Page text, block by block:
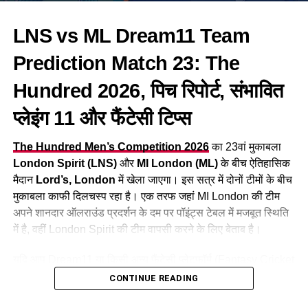
कोई संभावना नहीं है, यानी फैंस और Dream11 यूज़र्स को पूरा 40 ओवर
का मुकाबला देखने को मिलेगा।
भारत की टीम विश्लेषण
भारतीय टीम इस समय जबरदस्त फॉर्म में है। कप्तान सूर्यकुमार यादव की
आक्रामक बल्लेबाज़ी टीम की सबसे बड़ी ताकत है।
गेंदबाज़ी में जसप्रीत बुमराह और वरुण चक्रवर्ती विपक्षी बल्लेबाज़ों के लिए
सिरदर्द बने हुए हैं। घरेलू दर्शकों का समर्थन भारत को अतिरिक्त बढ़त
दिलाता है।
न्यूज़ीलैंड की टीम अनुभव और युवा खिलाड़ियों का संतुलित मिश्रण है।
LNS vs ML Dream11 Team
Prediction Match 23: The
Hundred 2026, पिच रिपोर्ट, संभावित
प्लेइंग 11 और फैंटेसी टिप्स
The Hundred Men’s Competition 2026का 23वां मुकाबला
London Spirit (LNS)और MI London (ML)के बीच ऐतिहासिक
मैदान Lord’s, London में खेला जाएगा। इस सत्र में दोनों टीमों के बीच
मुकाबला काफी दिलचस्प रहा है। एक तरफ जहां MI London की टीम
अपने शानदार ऑलराउंड प्रदर्शन के दम पर पॉइंट्स टेबल में मजबूत स्थिति
में है, वहीं London Spirit की टीम वापसी करने के लिए बेताब है।
Platforms) पर अपनी टीम बनाकर बड़ा इनाम जीतना चाहते हैं, तो यह
लेख आपके लिए बेहद मददगार साबित होगा। इस आर्टिकल में हम आपको
CONTINUE READING